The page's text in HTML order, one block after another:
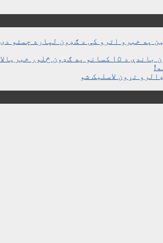
په خبرو اترو کې د ګډون لپاره چمتو دی
وژل شوي دي